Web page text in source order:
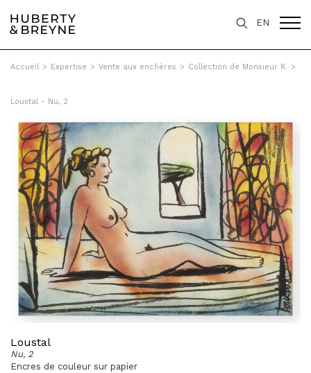
EN
Accueil > Expertise > Vente aux enchères > Collection de Monsieur R. >
Loustal - Nu, 2
Loustal
Nu, 2
Encres de couleur sur papier